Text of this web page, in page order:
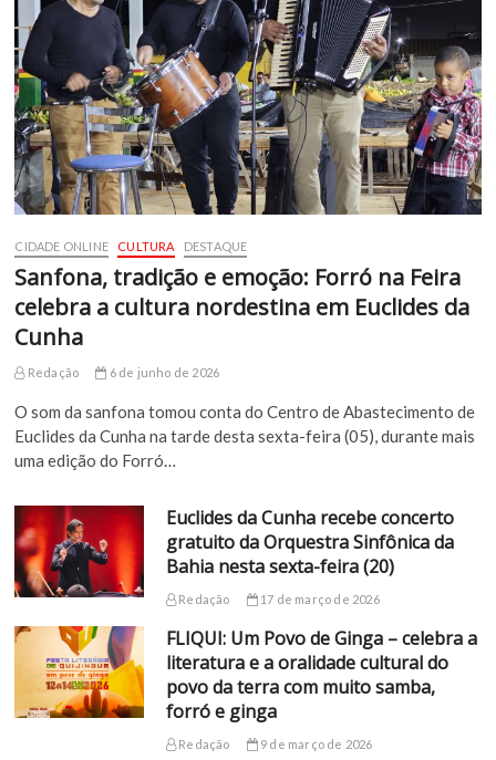
CIDADE ONLINE CULTURA DESTAQUE
Sanfona, tradição e emoção: Forró na Feira
celebra a cultura nordestina em Euclides da
Cunha
Redação 6 de junho de 2026
O som da sanfona tomou conta do Centro de Abastecimento de
Euclides da Cunha na tarde desta sexta-feira (05), durante mais
uma edição do Forró…
Euclides da Cunha recebe concerto
gratuito da Orquestra Sinfônica da
Bahia nesta sexta-feira (20)
Redação 17 de março de 2026
FLIQUI: Um Povo de Ginga – celebra a
literatura e a oralidade cultural do
povo da terra com muito samba,
forró e ginga
Redação 9 de março de 2026